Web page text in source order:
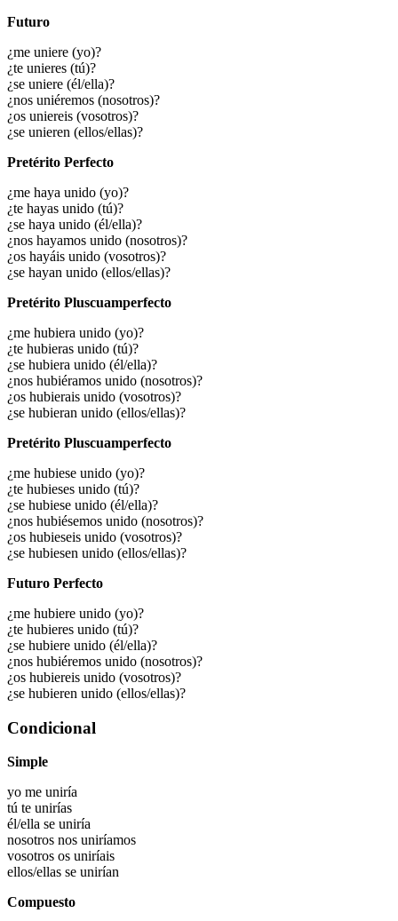
Futuro
¿me uniere (yo)?
¿te unieres (tú)?
¿se uniere (él/ella)?
¿nos uniéremos (nosotros)?
¿os uniereis (vosotros)?
¿se unieren (ellos/ellas)?
Pretérito Perfecto
¿me haya unido (yo)?
¿te hayas unido (tú)?
¿se haya unido (él/ella)?
¿nos hayamos unido (nosotros)?
¿os hayáis unido (vosotros)?
¿se hayan unido (ellos/ellas)?
Pretérito Pluscuamperfecto
¿me hubiera unido (yo)?
¿te hubieras unido (tú)?
¿se hubiera unido (él/ella)?
¿nos hubiéramos unido (nosotros)?
¿os hubierais unido (vosotros)?
¿se hubieran unido (ellos/ellas)?
Pretérito Pluscuamperfecto
¿me hubiese unido (yo)?
¿te hubieses unido (tú)?
¿se hubiese unido (él/ella)?
¿nos hubiésemos unido (nosotros)?
¿os hubieseis unido (vosotros)?
¿se hubiesen unido (ellos/ellas)?
Futuro Perfecto
¿me hubiere unido (yo)?
¿te hubieres unido (tú)?
¿se hubiere unido (él/ella)?
¿nos hubiéremos unido (nosotros)?
¿os hubiereis unido (vosotros)?
¿se hubieren unido (ellos/ellas)?
Condicional
Simple
yo me uniría
tú te unirías
él/ella se uniría
nosotros nos uniríamos
vosotros os uniríais
ellos/ellas se unirían
Compuesto